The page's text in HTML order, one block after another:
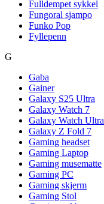
Fulldempet sykkel
Fungoral sjampo
Funko Pop
Fyllepenn
G
Gaba
Gainer
Galaxy S25 Ultra
Galaxy Watch 7
Galaxy Watch Ultra
Galaxy Z Fold 7
Gaming headset
Gaming Laptop
Gaming musematte
Gaming PC
Gaming skjerm
Gaming Stol